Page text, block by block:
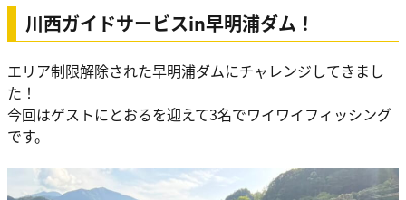
川西ガイドサービスin早明浦ダム！
エリア制限解除された早明浦ダムにチャレンジしてきまし
た！
今回はゲストにとおるを迎えて3名でワイワイフィッシング
です。